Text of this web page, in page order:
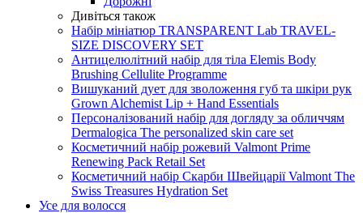
Дивіться також
Набір мініатюр TRANSPARENT Lab TRAVEL-
SIZE DISCOVERY SET
Антицелюлітний набір для тіла Elemis Body
Brushing Cellulite Programme
Вишуканий дует для зволоження губ та шкіри рук
Grown Alchemist Lip + Hand Essentials
Персоналізований набір для догляду за обличчям
Dermalogica The personalized skin care set
Косметичний набір рожевий Valmont Prime
Renewing Pack Retail Set
Косметичний набір Скарби Швейцарії Valmont The
Swiss Treasures Hydration Set
Усе для волосся